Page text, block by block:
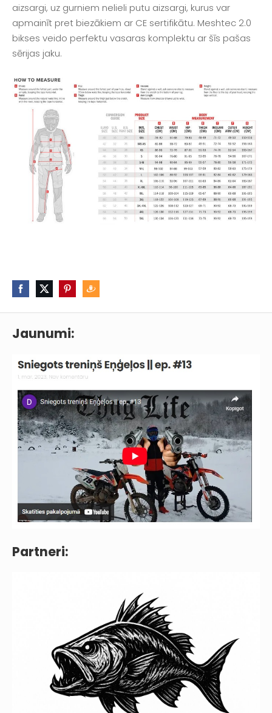
Jaunumi:
Partneri:
aizsargi, uz gurniem nelieli putu aizsargi, kurus var
apmainīt pret biezākiem ar CE sertifikātu. Meshtec 2.0
bikses veido perfektu vasaras komplektu ar šīs pašas
sērijas jaku.